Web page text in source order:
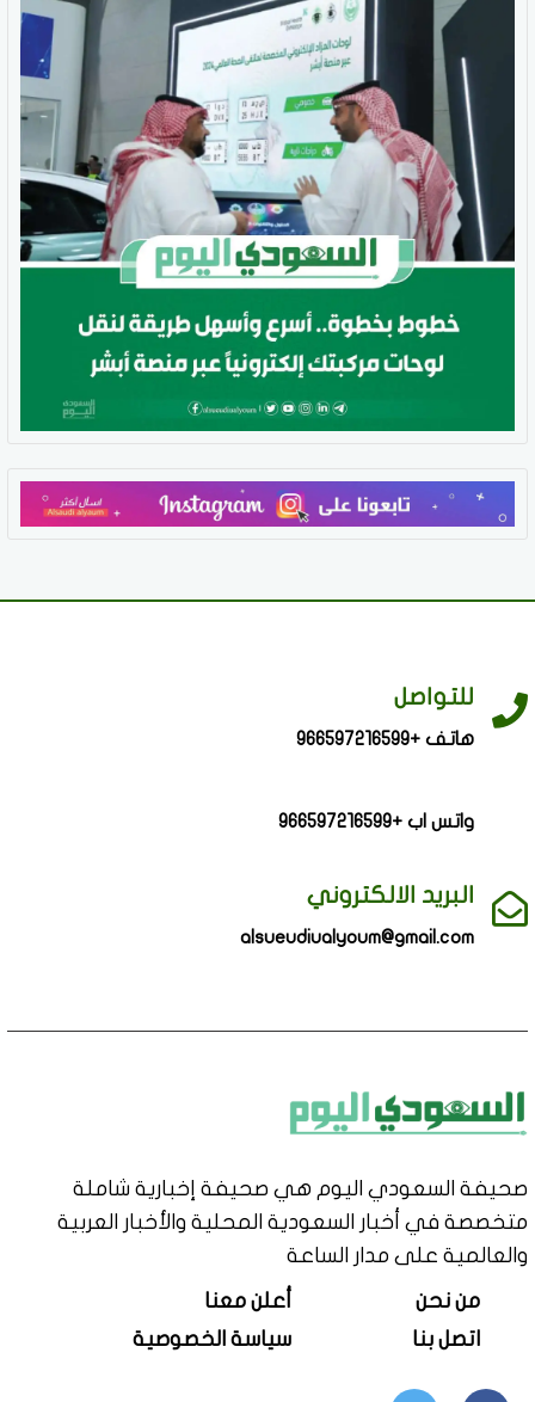
للتواصل
هاتف +966597216599
واتس اب +966597216599
البريد الالكتروني
alsueudiualyoum@gmail.com
صحيفة السعودي اليوم هي صحيفة إخبارية شاملة
متخصصة في أخبار السعودية المحلية والأخبار العربية
والعالمية على مدار الساعة
من نحن
أعلن معنا
اتصل بنا
سياسة الخصوصية